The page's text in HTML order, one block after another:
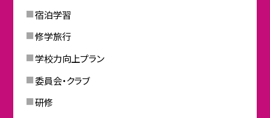
宿泊学習
修学旅行
学校力向上プラン
委員会・クラブ
研修